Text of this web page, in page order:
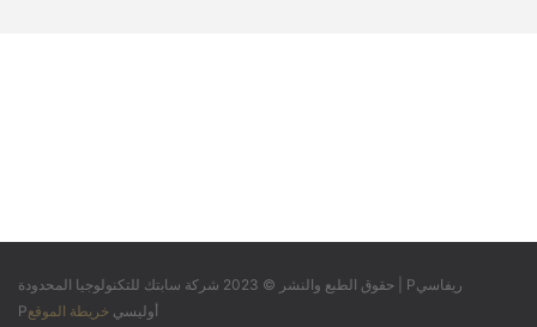
Pريفاسي
Pأوليسي خريطة الموقع